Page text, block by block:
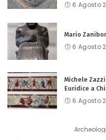
6 Agosto
Mario
6 Agosto
Michele
Euridice a
6 Agosto